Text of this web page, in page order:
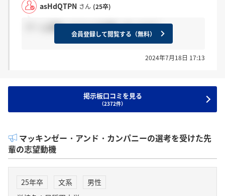
asHdQTPN さん (25卒)
ゲーム選考ってどんな対策しましたか？
会員登録して閲覧する（無料）
2024年7月18日 17:13
掲示板口コミを見る
（2372件）
マッキンゼー・アンド・カンパニーの選考を受けた先
輩の志望動機
25年卒 文系
男性